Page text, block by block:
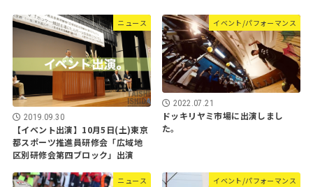
ニュース
2019.09.30
【イベント出演】10月5日(土)東京
都スポーツ推進員研修会「広域地
区別研修会第四ブロック」出演
イベント/パフォーマンス
2022.07.21
ドッキリヤミ市場に出演しまし
た。
ニュース イベント/パフォーマンス